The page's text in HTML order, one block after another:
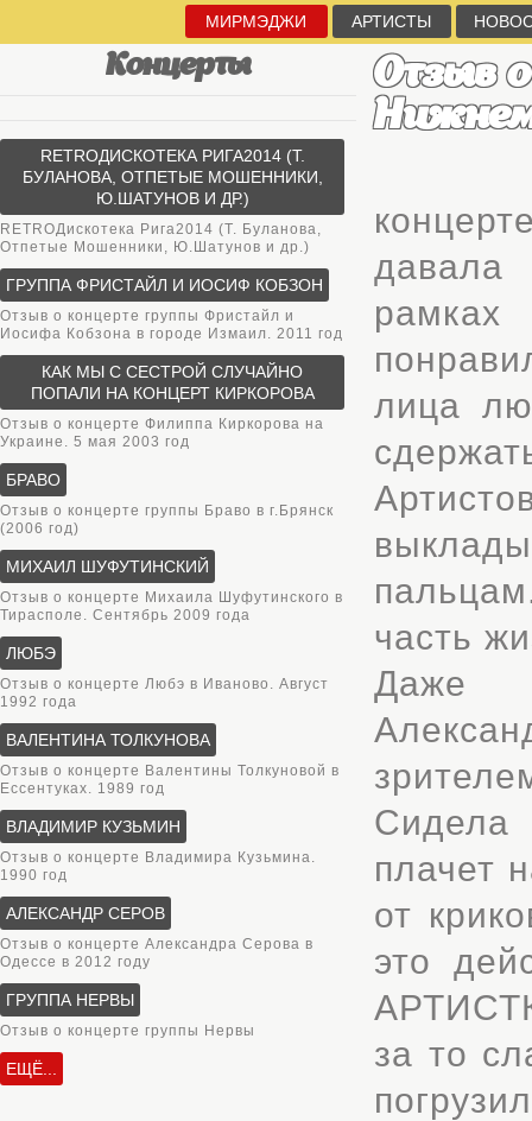
МИРМЭДЖИ АРТИСТЫ
Отзыв
лица
часть
Даже
Сидела
плачет
от
это
за то
Концерты
RETROДИСКОТЕКА РИГА2014 (Т.
БУЛАНОВА, ОТПЕТЫЕ МОШЕННИКИ,
Ю.ШАТУНОВ И ДР.)
RETROДискотека Рига2014 (Т. Буланова,
Отпетые Мошенники, Ю.Шатунов и др.)
ГРУППА ФРИСТАЙЛ И ИОСИФ КОБЗОН
Отзыв о концерте группы Фристайл и
Иосифа Кобзона в городе Измаил. 2011 год
КАК МЫ С СЕСТРОЙ СЛУЧАЙНО
ПОПАЛИ НА КОНЦЕРТ КИРКОРОВА
Отзыв о концерте Филиппа Киркорова на
Украине. 5 мая 2003 год
БРАВО
Отзыв о концерте группы Браво в г.Брянск
(2006 год)
МИХАИЛ ШУФУТИНСКИЙ
Отзыв о концерте Михаила Шуфутинского в
Тирасполе. Сентябрь 2009 года
ЛЮБЭ
Отзыв о концерте Любэ в Иваново. Август
1992 года
ВАЛЕНТИНА ТОЛКУНОВА
Отзыв о концерте Валентины Толкуновой в
Ессентуках. 1989 год
ВЛАДИМИР КУЗЬМИН
Отзыв о концерте Владимира Кузьмина.
1990 год
АЛЕКСАНДР СЕРОВ
Отзыв о концерте Александра Серова в
Одессе в 2012 году
ГРУППА НЕРВЫ
Отзыв о концерте группы Нервы
ЕЩЁ...